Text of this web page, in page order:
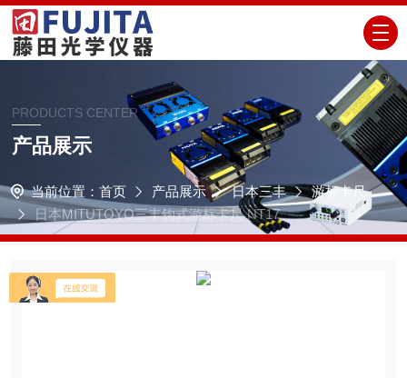
PRODUCTS CENTER
产品展示
当前位置： 首页 产品展示 日本三丰
游标卡尺
日本MITUTOYO三丰钩式游标卡尺 NT17